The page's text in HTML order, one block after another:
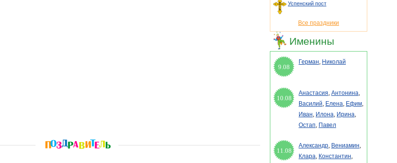
Успенский пост
Все праздники
Именины
9.08
Герман, Николай
10.08
Анастасия, Антонина,
Василий, Елена, Ефим,
Иван, Илона, Ирина,
Остап, Павел
11.08
Александр, Вениамин,
Клара, Константин,